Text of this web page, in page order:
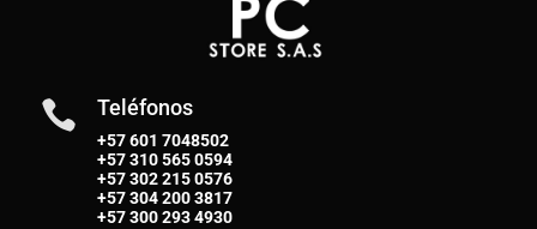
 Teléfonos
+57 601 7048502
+57310 565 0594
+57302 215 0576
+57304 200 3817
+57300 293 4930